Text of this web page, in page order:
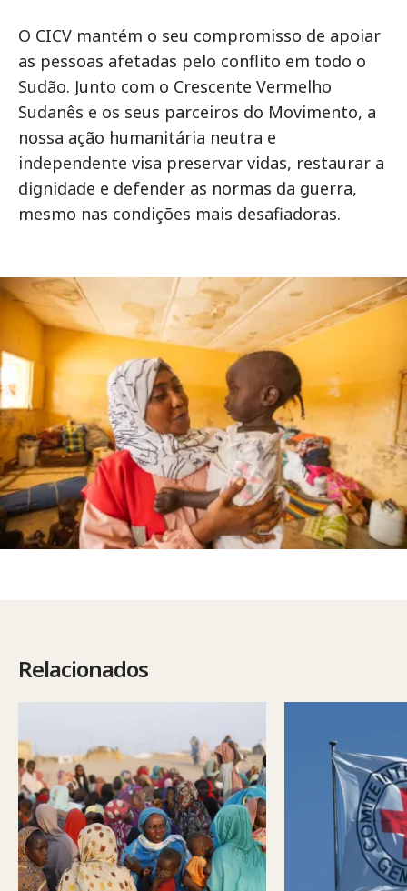
O CICV mantém o seu compromisso de apoiar
as pessoas afetadas pelo conflito em todo o
Sudão. Junto com o Crescente Vermelho
Sudanês e os seus parceiros do Movimento, a
nossa ação humanitária neutra e
independente visa preservar vidas, restaurar a
dignidade e defender as normas da guerra,
mesmo nas condições mais desafiadoras.
Relacionados